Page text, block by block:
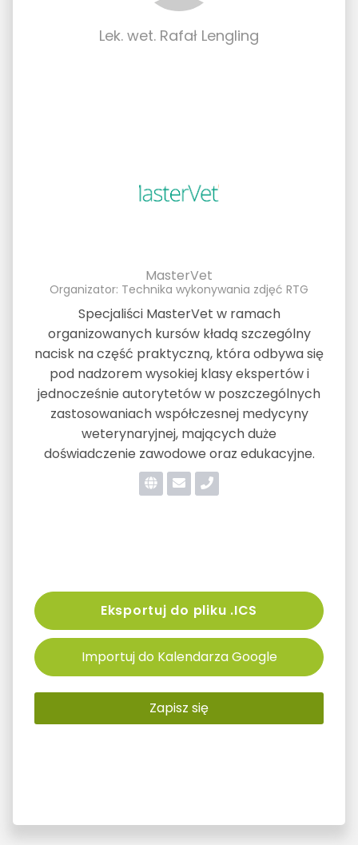
Lek. wet. Rafał Lengling
MasterVet
Organizator: Technika wykonywania zdjęć RTG
Specjaliści MasterVet w ramach
organizowanych kursów kładą szczególny
nacisk na część praktyczną, która odbywa się
pod nadzorem wysokiej klasy ekspertów i
jednocześnie autorytetów w poszczególnych
zastosowaniach współczesnej medycyny
weterynaryjnej, mających duże
doświadczenie zawodowe oraz edukacyjne.
Eksportuj do pliku .ICS
Importuj do Kalendarza Google
Zapisz się